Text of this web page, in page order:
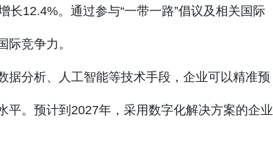
12.4%。通过参与“一带一路”倡议及相关国际
竞争力。
据分析、人工智能等技术手段，企业可以精准预
。预计到2027年，采用数字化解决方案的企业